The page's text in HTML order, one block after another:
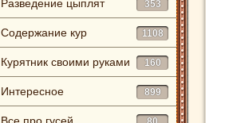
Разведение цыплят 353
Содержание кур 1108
Курятник своими руками 160
Интересное 899